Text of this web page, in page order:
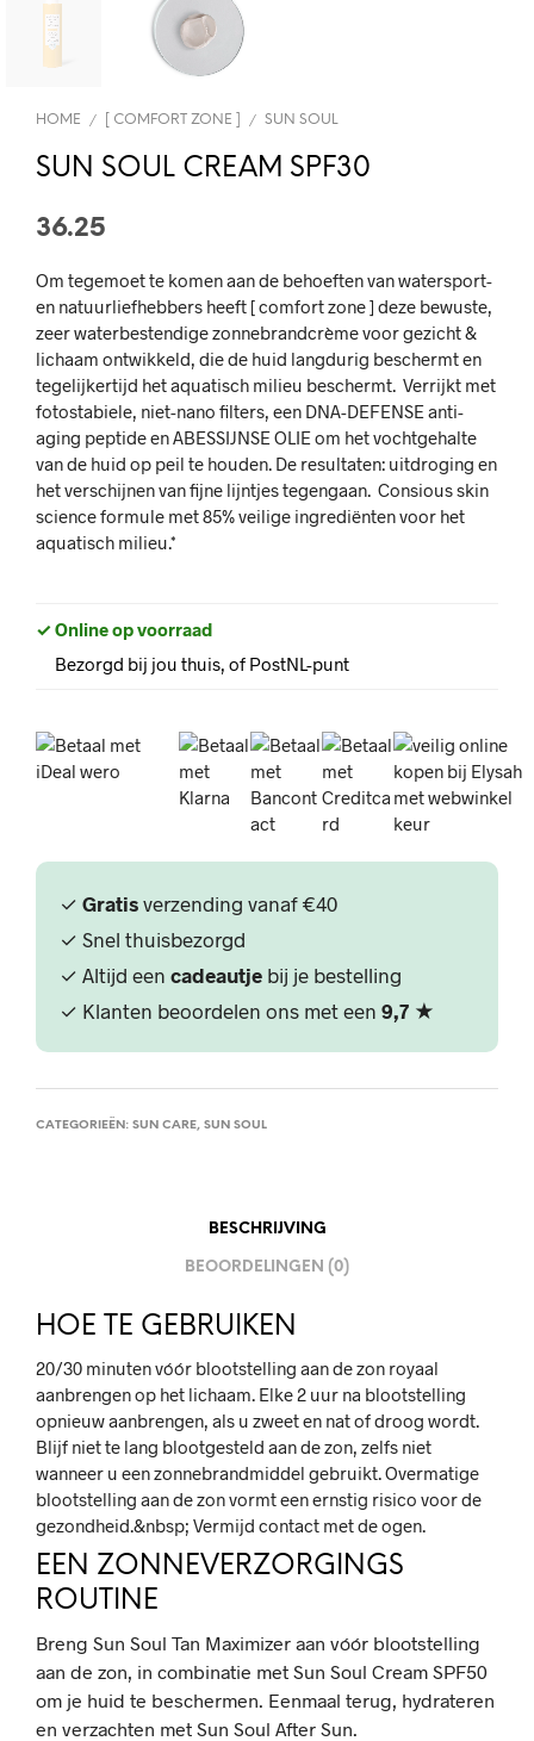
HOME / [ COMFORT ZONE ] / SUN SOUL
SUN SOUL CREAM SPF30
36.25
Om tegemoet te komen aan de behoeften van watersport-
en natuurliefhebbers heeft [ comfort zone ] deze bewuste,
zeer waterbestendige zonnebrandcrème voor gezicht &
lichaam ontwikkeld, die de huid langdurig beschermt en
tegelijkertijd het aquatisch milieu beschermt. Verrijkt met
fotostabiele, niet-nano filters, een DNA-DEFENSE anti-
aging peptide en ABESSIJNSE OLIE om het vochtgehalte
van de huid op peil te houden. De resultaten: uitdroging en
het verschijnen van fijne lijntjes tegengaan. Consious skin
science formule met 85% veilige ingrediënten voor het
aquatisch milieu.*
✓ Online op voorraad
Bezorgd bij jou thuis, of PostNL-punt
✓ Gratis verzending vanaf €40
✓ Snel thuisbezorgd
✓ Altijd een cadeautje bij je bestelling
✓ Klanten beoordelen ons met een 9,7 ★
CATEGORIEËN: SUN CARE, SUN SOUL
BESCHRIJVING
BEOORDELINGEN (0)
HOE TE GEBRUIKEN
20/30 minuten vóór blootstelling aan de zon royaal
aanbrengen op het lichaam. Elke 2 uur na blootstelling
opnieuw aanbrengen, als u zweet en nat of droog wordt.
Blijf niet te lang blootgesteld aan de zon, zelfs niet
wanneer u een zonnebrandmiddel gebruikt. Overmatige
blootstelling aan de zon vormt een ernstig risico voor de
gezondheid.&nbsp; Vermijd contact met de ogen.
EEN ZONNEVERZORGINGS
ROUTINE
Breng Sun Soul Tan Maximizer aan vóór blootstelling
aan de zon, in combinatie met Sun Soul Cream SPF50
om je huid te beschermen. Eenmaal terug, hydrateren
en verzachten met Sun Soul After Sun.